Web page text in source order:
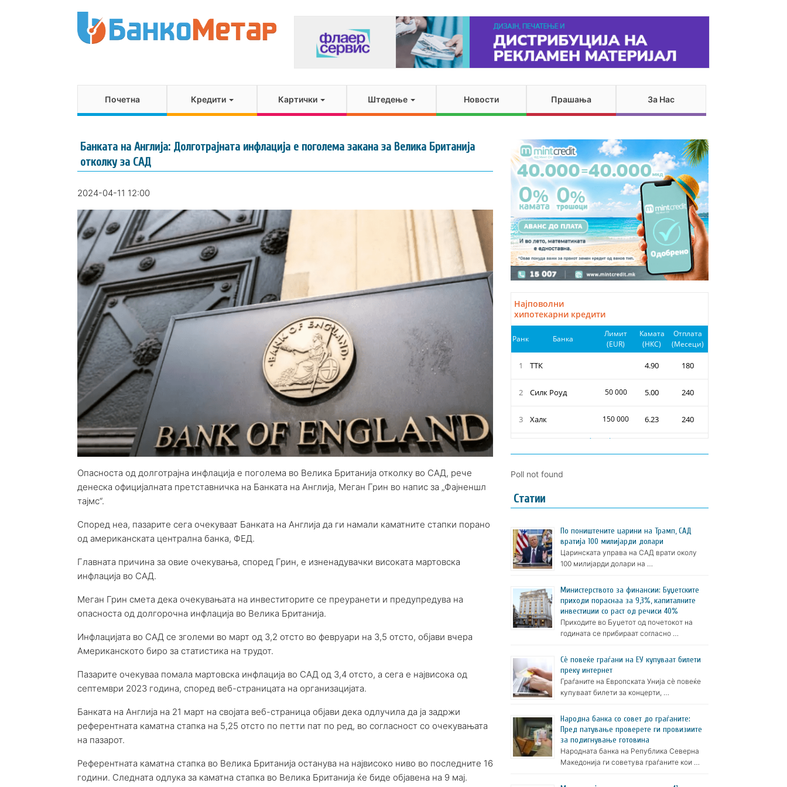
Почетна Кредити Картички Штедење Новости Прашања За Нас
Банката на Англија: Долготрајната инфлација е поголема закана за Велика Британија
отколку за САД
2024-04-11 12:00
Опасноста од долготрајна инфлација е поголема во Велика Британија отколку во САД, рече
денеска официјалната претставничка на Банката на Англија, Меган Грин во напис за „Фајненшл
тајмс“.
Според неа, пазарите сега очекуваат Банката на Англија да ги намали каматните стапки порано
од американската централна банка, ФЕД.
Главната причина за овие очекувања, според Грин, е изненадувачки високата мартовска
инфлација во САД.
Меган Грин смета дека очекувањата на инвеститорите се преуранети и предупредува на
опасноста од долгорочна инфлација во Велика Британија.
Инфлацијата во САД се зголеми во март од 3,2 отсто во февруари на 3,5 отсто, објави вчера
Американското биро за статистика на трудот.
Пазарите очекуваа помала мартовска инфлација во САД од 3,4 отсто, а сега е највисока од
септември 2023 година, според веб-страницата на организацијата.
Банката на Англија на 21 март на својата веб-страница објави дека одлучила да ја задржи
референтната каматна стапка на 5,25 отсто по петти пат по ред, во согласност со очекувањата
на пазарот.
Референтната каматна стапка во Велика Британија останува на највисоко ниво во последните 16
години. Следната одлука за каматна стапка во Велика Британија ќе биде објавена на 9 мај.
Poll not found
Статии
По поништените царини на Трамп, САД
вратија 100 милијарди долари
Царинската управа на САД врати околу
100 милијарди долари на …
Министерството за финансии: Буџетските
приходи пораснаа за 9,3%, капиталните
инвестиции со раст од речиси 40%
Приходите во Буџетот од почетокот на
годината се прибираат согласно …
Сè повеќе граѓани на ЕУ купуваат билети
преку интернет
Граѓаните на Европската Унија сè повеќе
купуваат билети за концерти, …
Народна банка со совет до граѓаните:
Пред патување проверете ги провизиите
за подигнување готовина
Народната банка на Република Северна
Македонија ги советува граѓаните кои …